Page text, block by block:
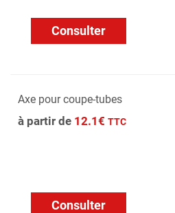
Consulter
Axe pour coupe-tubes
à partir de 12.1€ TTC
Consulter